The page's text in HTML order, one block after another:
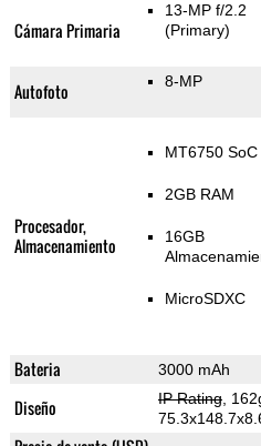
Cámara Primaria
13-MP f/2.2
(Primary)
Autofoto 8-MP
Procesador,
Almacenamiento
MT6750 SoC
2GB RAM
16GB
MicroSDXC
Bateria 3000 mAh
Diseño IP Rating,